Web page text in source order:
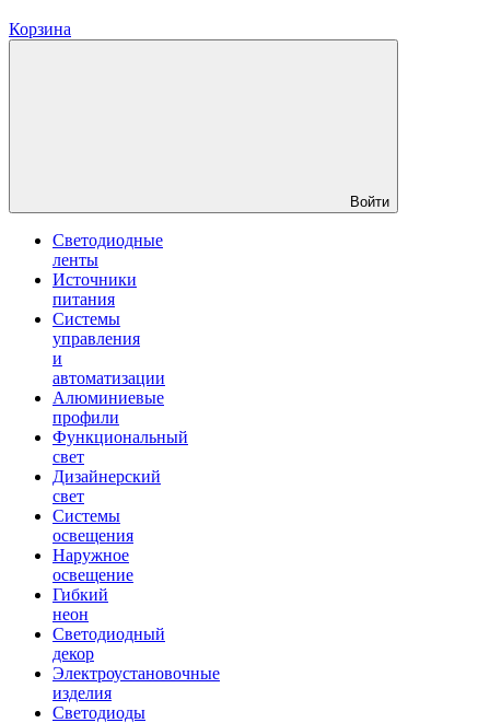
Корзина
Войти
Светодиодные
ленты
Источники
питания
Системы
управления
и
автоматизации
Алюминиевые
профили
Функциональный
свет
Дизайнерский
свет
Системы
освещения
Наружное
освещение
Гибкий
неон
Светодиодный
декор
Электроустановочные
изделия
Светодиоды